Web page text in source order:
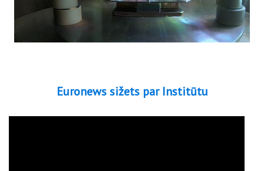
Euronews sižets par Institūtu